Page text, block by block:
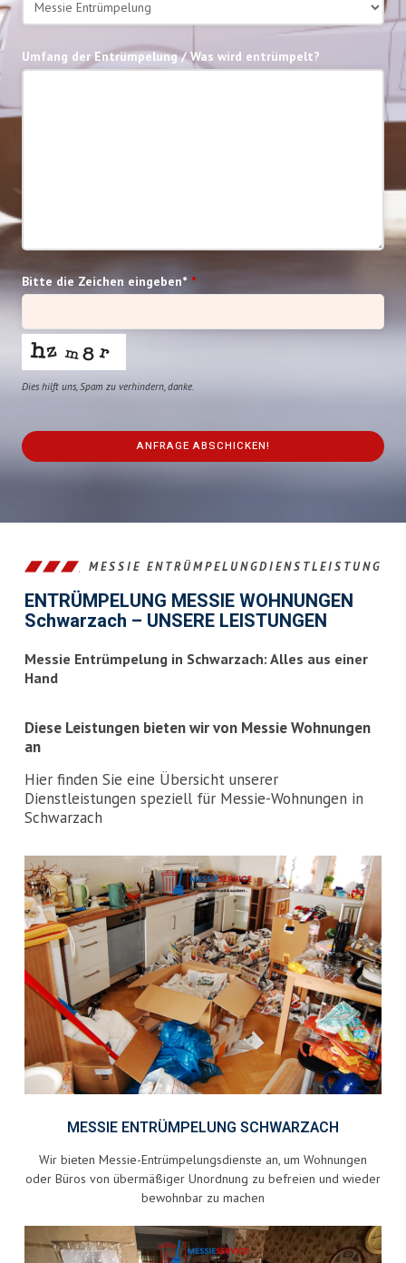
Umfang der Entrümpelung / Was wird entrümpelt?
Bitte die Zeichen eingeben* *
Dies hilft uns, Spam zu verhindern, danke.
ANFRAGE ABSCHICKEN!
should
left
MESSIE ENTRÜMPELUNGDIENSTLEISTUNG
ENTRÜMPELUNG MESSIE WOHNUNGEN
Schwarzach – UNSERE LEISTUNGEN
Messie Entrümpelung in Schwarzach: Alles aus einer
Hand
Diese Leistungen bieten wir von Messie Wohnungen
an
Hier finden Sie eine Übersicht unserer
Dienstleistungen speziell für Messie-Wohnungen in
Schwarzach
MESSIE ENTRÜMPELUNG SCHWARZACH
Wir bieten Messie-Entrümpelungsdienste an, um Wohnungen
oder Büros von übermäßiger Unordnung zu befreien und wieder
bewohnbar zu machen